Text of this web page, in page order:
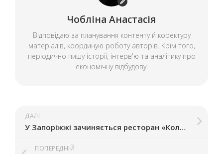
Чобліна Анастасія
Відповідаю за планування контенту й коректуру
матеріалів, координую роботу авторів. Крім того,
періодично пишу історії, інтерв'ю та аналітику про
економічну відбудову.
ДАЛІ
У Запоріжжі зачиняється ресторан «Коло друзів»
ПОПЕРЕДНІЙ